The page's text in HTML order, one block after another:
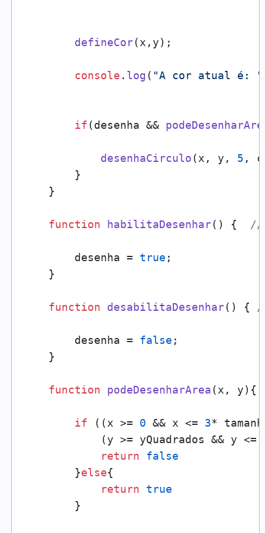
defineCor(x,y);
console . log( "A cor atual é: "
if(desenha &&
desenhaCirculo(x, y, 5 ,
        }
    }
function habilitaDesenhar( ) { //
        desenha =
true ;
    }
function desabilitaDesenhar( ) {
        desenha =
false ;
    }
function podeDesenharArea(x, y){
if ((x >= 0 && x <= 3*
(y >= yQuadrados && y <=
return
false
        }
else{
return
true
        }